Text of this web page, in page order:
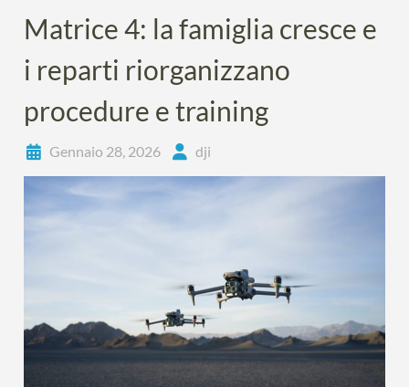
Matrice 4: la famiglia cresce e
i reparti riorganizzano
procedure e training
Gennaio 28, 2026 dji